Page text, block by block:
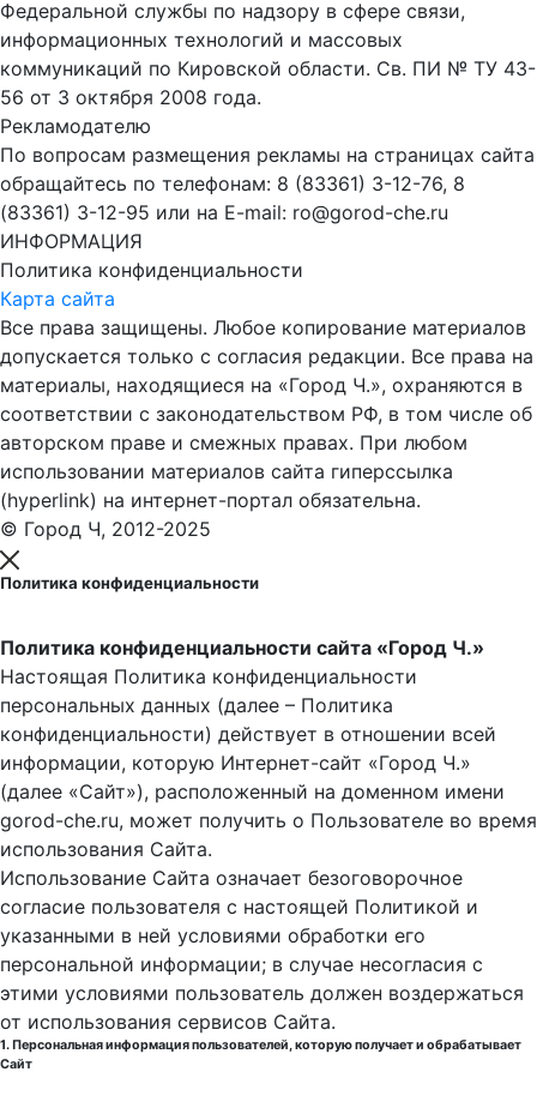
Федеральной службы по надзору в сфере связи,
информационных технологий и массовых
коммуникаций по Кировской области. Св. ПИ № ТУ 43-
56 от 3 октября 2008 года.
Рекламодателю
По вопросам размещения рекламы на страницах сайта
обращайтесь по телефонам: 8 (83361) 3-12-76, 8
(83361) 3-12-95 или на E-mail: ro@gorod-che.ru
ИНФОРМАЦИЯ
Политика конфиденциальности
Карта сайта
Все права защищены. Любое копирование материалов
допускается только с согласия редакции. Все права на
материалы, находящиеся на «Город Ч.», охраняются в
соответствии с законодательством РФ, в том числе об
авторском праве и смежных правах. При любом
использовании материалов сайта гиперссылка
(hyperlink) на интернет-портал обязательна.
© Город Ч, 2012-2025
Политика конфиденциальности
Политика конфиденциальности сайта «Город Ч.»
Настоящая Политика конфиденциальности
персональных данных (далее – Политика
конфиденциальности) действует в отношении всей
информации, которую Интернет-сайт «Город Ч.»
(далее «Сайт»), расположенный на доменном имени
gorod-che.ru, может получить о Пользователе во время
использования Cайта.
Использование Сайта означает безоговорочное
согласие пользователя с настоящей Политикой и
указанными в ней условиями обработки его
персональной информации; в случае несогласия с
этими условиями пользователь должен воздержаться
от использования сервисов Сайта.
1. Персональная информация пользователей, которую получает и обрабатывает
Сайт